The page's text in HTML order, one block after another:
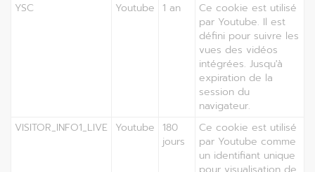
YSC
Youtube 1 an
Ce cookie est utilisé
par Youtube. Il est
défini pour suivre les
vues des vidéos
intégrées. Jusqu'à
expiration de la
session du
navigateur.
VISITOR_INFO1_LIVE
Youtube
180
jours
Ce cookie est utilisé
par Youtube comme
un identifiant unique